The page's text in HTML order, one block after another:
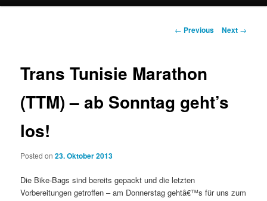
Post
← Previous Next →
Trans Tunisie Marathon
(TTM) – ab Sonntag geht’s
los!
Posted on23. Oktober 2013
Die Bike-Bags sind bereits gepackt und die letzten
Vorbereitungen getroffen – am Donnerstag gehtâ€™s für uns zum